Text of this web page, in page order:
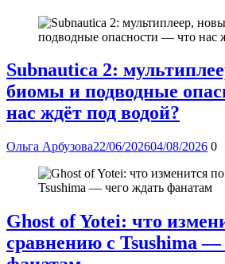
Subnautica 2:
биомы и подводные
нас ждёт под водой?
Ольга Арбузова22/06/202604/08/2026 0
Ghost of Yotei: что
сравнению с Tsushima —